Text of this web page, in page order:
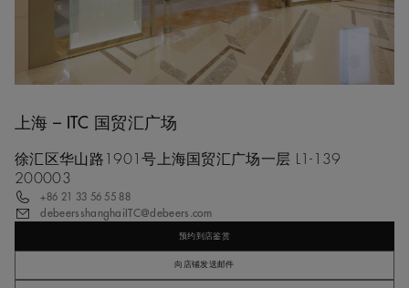
上海 – ITC 国贸汇广场
徐汇区华山路1901号上海国贸汇广场一层 L1-139
200003
+86 21 33 56 55 88
debeersshanghaiITC@debeers.com
预约到店鉴赏
向店铺发送邮件